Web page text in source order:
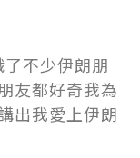
不少伊朗朋
友都好奇我為
出我愛上伊朗